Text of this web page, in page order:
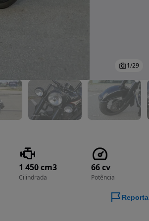
1/29
1 450 cm3
Cilindrada
66 cv
Potência